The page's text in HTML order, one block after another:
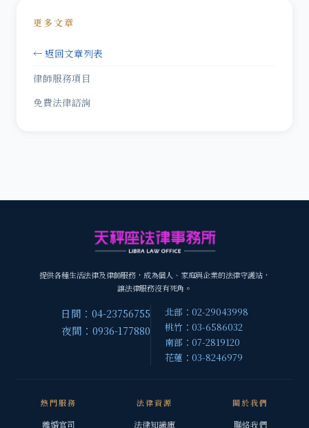
更多文章
← 返回文章列表
律師服務項目
免費法律諮詢
提供各種生活法律及律師服務，成為個人、家庭與企業的法律守護站，
讓法律服務沒有死角。
日間：04-23756755
夜間：0936-177880
北部：02-29043998
桃竹：03-6586032
南部：07-2819120
花蓮：03-8246979
熱門服務
離婚官司
法律資源
法律知識庫
關於我們
聯絡我們